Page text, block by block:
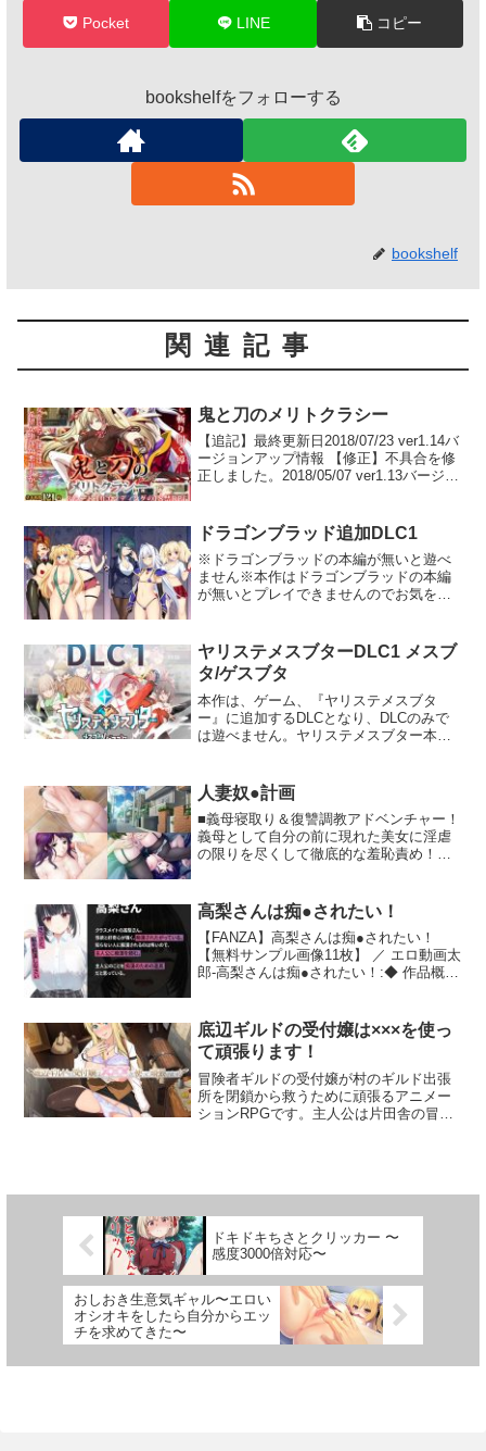
Pocket LINE コピー
bookshelfをフォローする
bookshelf
関連記事
鬼と刀のメリトクラシー
【追記】最終更新日2018/07/23 ver1.14バ
ージョンアップ情報 【修正】不具合を修
正しました。2018/05/07 ver1.13バージョ
プ情報 【修正】ある技が強すぎた不具合
を修正しました。2018/02/02 ver1.11バー
ジョンアップ情報 【修正】不具合を修正
しました。2018/01/24 ver1.10バージョン
アップ情報 【アップデート】 NPCエッチ
プデート】おまけとしてゲーム中の高画
質（1600×1200）フォルダを追加。※ゲ
ームクリア後に出てくるパスで解凍可能
です。2018/01/13 ver1.06バージョンアッ
プ情報 【アップデート】特別特典CGを
追加しました。※全クリア後に開放され
--------------合計で基本枚数121枚！（基本
CG枚数63枚、戦闘アニメ＋Hアニメ58種
類）主人公単体でもCG48枚と過去最多の
枚数です。3ルート10エンディング◆作品
の詳細情報、キャラクターやシステムの
18禁マルチエンディングRPG◆ ボリュー
ム ◆ ・エンディング : 10種類 ・基本枚
数120枚 : CG62枚＋戦闘アニメ58種 ・H
シーン数 : 55以上 ・NPCエッチ : 60以上
◆ システム ◆ ・戦闘 : サイドビューア
イベント終了後） ・ボイスのON/OFF: あ
り ・処女クリア : 可能 ・断面図の
○今作でも攻略用のフローチャートをご用
意しております。※【ネタばれを含みま
すので、ご注意下さい！！】------------------
れて仕方なく従うもの 自分から露出する
もの、レズプレイ、 宿屋に泊まったら夜
●いされる 好きになった人と結ばれる な
どなど 色々あります。 また、主人公だけ
でなく 立ち絵のある女性キャラ全員にH
シーンがあります！ ◆ 主なHシーン ◆
NO.01『チンピラに処女を奪われる』
NO.02『肉体を操られ無理矢理犯●れる』
NO.03『犯●れ手柄を奪われる』
ドラゴンブラッド追加DLC1
※ドラゴンブラッドの本編が無いと遊べ
ません※本作はドラゴンブラッドの本編
が無いとプレイできませんのでお気をつ
ラッドver2.06」以降のバージョンにして
から、パッチを適応するようお願いいた
します。●概要突如として時空の狭間に飲
まれてしまったアイリス一行は、不思議
な「あせろら列島」にたどり着く。なん
でも、その列島のそれぞれの島にて、
れなさそうなので、仕方なく玉を集める
ことにする一行。そのなんでもありな不
思議な空間で、アイリス達は様々な出会
いをすることになる。今回はどんな人達
に出会えるのだろうか……？HCG27枚！
た！・ミルミル島という島で待ち構えて
いたのは、コロシアムクイーンミルが開
催する、「セックスコロシアム」己の性
技を信じて、優勝を目指せ！！・モニカ
モニカ島で情報を集めていると、エロい
者の捜索依頼が舞い込んだ！小さな島と
いう島へ行き、不審者の正体を暴け！！■
既存のキャラ達に衣装の追加！今回衣装
が追加されたのは、・アイリス : ビキニ
アーマー・リサ : 女教師・リルナ : アメ
スクギャルの三人になります。それぞれ
ーン等は、すべて「あせろら列島（新規
マップ）」の中で発生します。
ヤリステメスブターDLC1 メスブ
タ/ゲスブタ
本作は、ゲーム、『ヤリステメスブタ
ー』に追加するDLCとなり、DLCのみで
は遊べません。ヤリステメスブター本体
支持簡体中文 支援繁体中文）・イベント
の追加 ・バトルの追加 ・アイテムの追加
となります。新規イベント21シーン 新規
CG29枚 アニメーション差分550枚の追加
となります！強くなった十数名のトレー
ントシーンを視聴し、イラストや会話を
含め登場キャラの人物性を深掘りでき、
より一層世界観を楽しんでいただけると
思います。このヤリステメスブターとい
う世界を少し拡げることができ、開発者
ッドエンドシーンも見ることができま
す。このバッドエンドシーンは、本編に
て登場した廃墟イベントにおいて、主人
公が敗北したあとの数日間の出来事を視
聴できます。通常は勝利してストーリー
を進めますので、クリア後の世界には影
枚 アニメーション差分177枚となってお
ります。--------------------------------------この
DLCが、少しでも皆様に喜んで頂けれ
ば、嬉しいです。
人妻奴●計画
■義母寝取り＆復讐調教アドベンチャー！
義母として自分の前に現れた美女に淫虐
の限りを尽くして徹底的な羞恥責め！そ
なものにエスカレートしてゆく！！詳細
は↓↓↓公式HP「LILITH｜リリス」にて。
高梨さんは痴●されたい！
【FANZA】高梨さんは痴●されたい！
【無料サンプル画像11枚】 ／ エロ動画太
郎-高梨さんは痴●されたい！:◆ 作品概要
たくさん触って気持ちよ…
底辺ギルドの受付嬢は×××を使っ
て頑張ります！
冒険者ギルドの受付嬢が村のギルド出張
所を閉鎖から救うために頑張るアニメー
ションRPGです。主人公は片田舎の冒険
レット’の奮闘が始まります。受付嬢であ
る’リリアレット’は毎日の受付業務をこな
し、あの手この手、時には色仕掛けもし
て冒険者にクエストを受けさせ、様々な
冒険者と交流し仲良くなったり、手助け
してもらったり、クエスト達成のお礼を
体でするなんてことも…。しかし、それ
でもノルマに足りない時は自分自身でク
エストを受注して休日返上で冒険に出ま
ドキドキちさとクリッカー 〜
感度3000倍対応〜
おしおき生意気ギャル〜エロい
オシオキをしたら自分からエッ
チを求めてきた〜